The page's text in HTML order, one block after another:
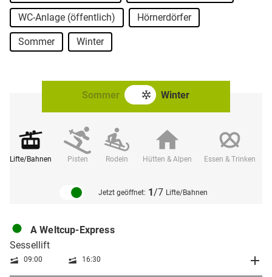
WC-Anlage (öffentlich) Hörnerdörfer
Sommer Winter
Sommer Winter
Lifte/Bahnen Pisten Rodeln Hütten & Alpen Essen & Trinken
Jetzt geöffnet: 1/7 Lifte/Bahnen
A Weltcup-Express
Sessellift
09:00 16:30